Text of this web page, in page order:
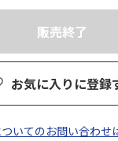
お気に入りに登録
いてのお問い合わせ